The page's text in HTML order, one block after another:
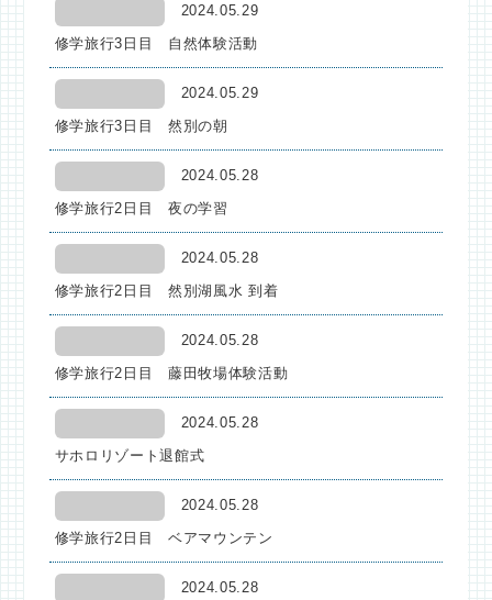
2024.05.29
修学旅行3日目 自然体験活動
2024.05.29
修学旅行3日目 然別の朝
2024.05.28
修学旅行2日目 夜の学習
2024.05.28
修学旅行2日目 然別湖風水 到着
2024.05.28
修学旅行2日目 藤田牧場体験活動
2024.05.28
サホロリゾート退館式
2024.05.28
修学旅行2日目 ベアマウンテン
2024.05.28